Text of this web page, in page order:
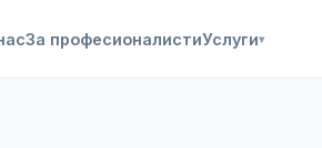
За професионалистиУслуги▾